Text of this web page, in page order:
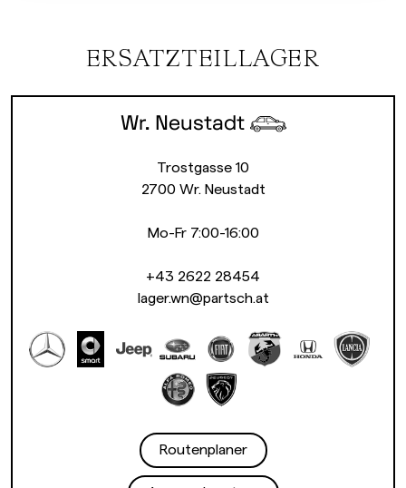
ERSATZTEILLAGER
Wr. Neustadt
Trostgasse 10
2700 Wr. Neustadt
Mo-Fr 7:00-16:00
+43 2622 28454
lager.wn@partsch.at
Routenplaner